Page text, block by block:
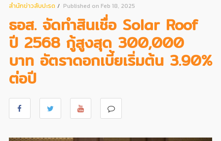
สํานักข่าวสับปะรด
Published on Feb 18, 2025
ธอส. จัดทำสินเชื่อ Solar Roof
ปี 2568 กู้สูงสุด 300,000
บาท อัตราดอกเบี้ยเริ่มต้น 3.90%
ต่อปี